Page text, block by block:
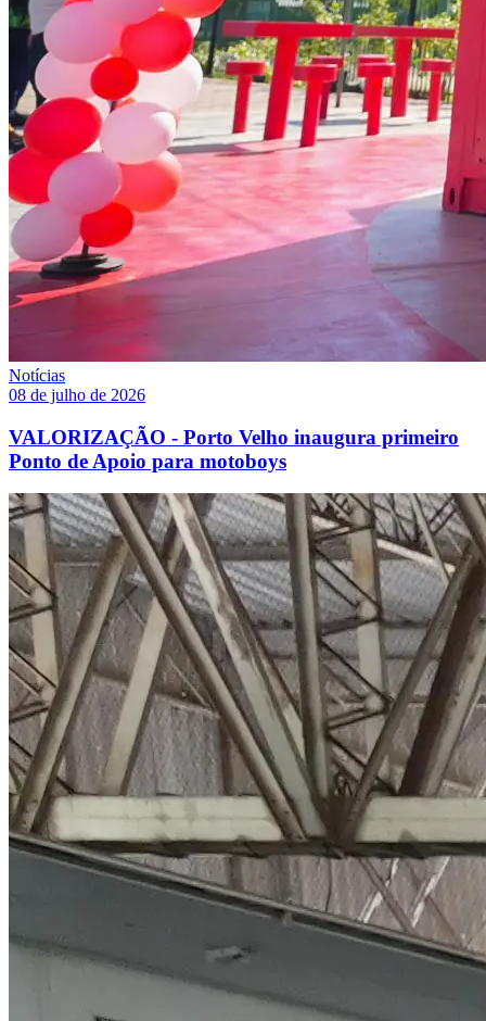
Notícias
08 de julho de 2026
VALORIZAÇÃO - Porto Velho inaugura primeiro
Ponto de Apoio para motoboys